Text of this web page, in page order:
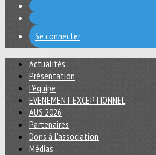
Se connecter
Actualités
Présentation
L'équipe
EVENEMENT EXCEPTIONNEL
AUS 2026
Partenaires
Dons à L'association
Médias